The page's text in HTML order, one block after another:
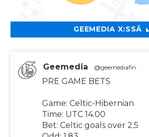
GEEMEDIA X:SSÄ
Geemedia @geemediafin ·
PRE GAME BETS
Game: Celtic-Hibernian
Time: UTC 14.00
Bet: Celtic goals over 2.5